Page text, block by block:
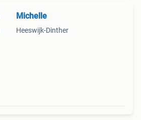
Michelle
Heeswijk-Dinther